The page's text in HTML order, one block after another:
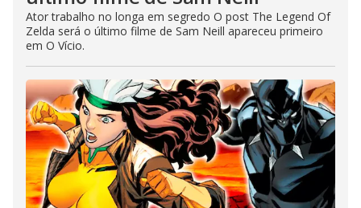
Ator trabalho no longa em segredo O post The Legend Of
Zelda será o último filme de Sam Neill apareceu primeiro
em O Vício.